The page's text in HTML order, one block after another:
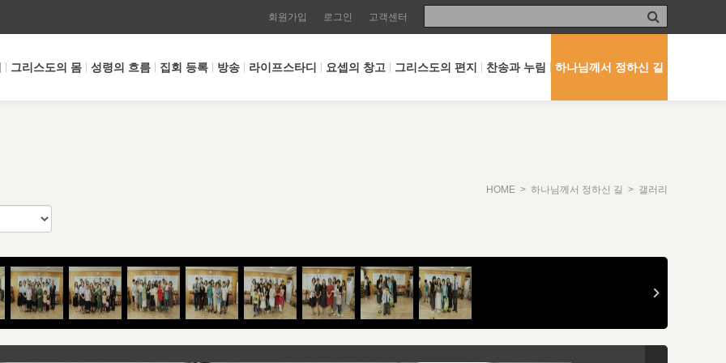
회원가입 로그인 고객센터
그리스도의 몸 성령의 흐름 집회 등록 방송 라이프스타디 요셉의 창고 그리스도의 편지 찬송과 누림 하나님께서 정하신 길
HOME > 하나님께서 정하신 길 > 갤러리